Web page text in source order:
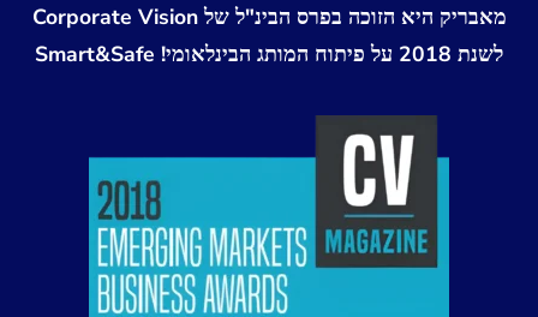
מאבריק היא הזוכה בפרס הבינ"ל של Corporate Vision
לשנת 2018 על פיתוח המותג הבינלאומי! Smart&Safe